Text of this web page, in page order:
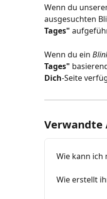
Wenn du
ausgesuchten
Tages"
Wenn du ein
Tages"
Dich-Seite
Verwandte
Wie kann ich
Wie erstellt